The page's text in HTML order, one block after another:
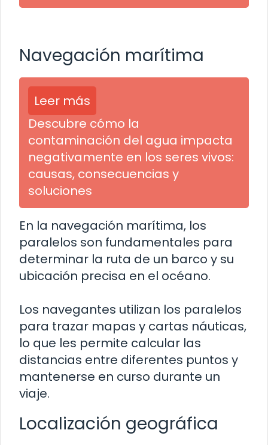
Navegación marítima
Leer más
Descubre cómo la
contaminación del agua impacta
negativamente en los seres vivos:
causas, consecuencias y
soluciones
En la navegación marítima, los
paralelos son fundamentales para
determinar la ruta de un barco y su
ubicación precisa en el océano.
Los navegantes utilizan los paralelos
para trazar mapas y cartas náuticas,
lo que les permite calcular las
distancias entre diferentes puntos y
mantenerse en curso durante un
viaje.
Localización geográfica